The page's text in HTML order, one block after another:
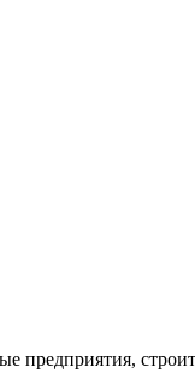
предприятия,